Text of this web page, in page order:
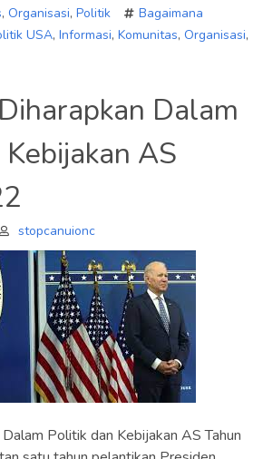
, Organisasi, Politik
Bagaimana
USA, Informasi, Komunitas, Organisasi,
Dalam
AS
stopcanuionc
Politik dan Kebijakan AS Tahun